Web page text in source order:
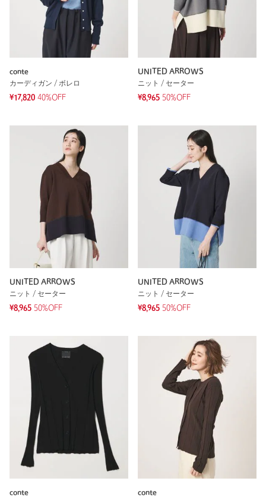
conte
カーディガン / ボレロ
¥17,820 40%OFF
UNITED ARROWS
ニット / セーター
¥8,965 50%OFF
UNITED ARROWS
ニット / セーター
¥8,965 50%OFF
UNITED ARROWS
ニット / セーター
¥8,965 50%OFF
conte
conte